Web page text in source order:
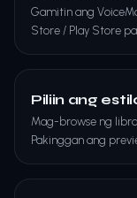
Gamitin ang
Store / Play Store
Piliin ang
Mag-browse ng
Pakinggan ang